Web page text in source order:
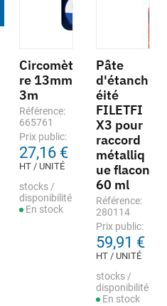
Circomèt
re 13mm
3m
Référence:
665761
Prix public:
27,16 €
HT / UNITÉ
stocks /
disponibilité
En stock
Pâte
d'étanch
éité
FILETFI
X3 pour
raccord
métalliq
ue flacon
60 ml
Référence:
280114
Prix public:
59,91 €
HT / UNITÉ
stocks /
disponibilité
En stock